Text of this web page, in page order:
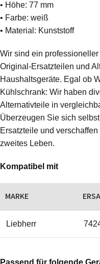
• Höhe: 77 mm
• Farbe: weiß
• Material: Kunststoff
Wir sind ein
Original-Ersatzteilen und
Haushaltsgeräte. Egal ob
Kühlschrank: Wir haben
Alternativteile in
Überzeugen Sie sich
Ersatzteile und
zweites Leben.
Kompatibel mit
MARKE
Liebherr